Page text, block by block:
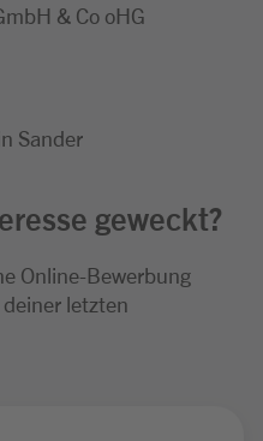
& Co oHG
Sander
geweckt?
Online-Bewerbung
letzten